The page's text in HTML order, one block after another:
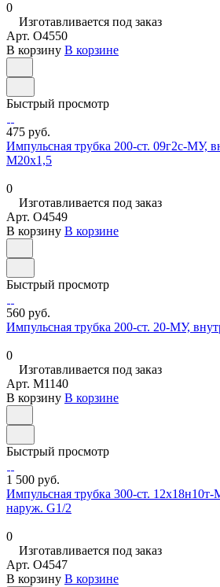
0
Изготавливается под заказ
Арт. O4550
В корзину В корзине
Быстрый просмотр
475 руб.
Импульсная трубка 200-ст. 09г2с-МУ,
М20х1,5
0
Изготавливается под заказ
Арт. O4549
В корзину В корзине
Быстрый просмотр
560 руб.
Импульсная трубка 200-ст. 20-МУ,
0
Изготавливается под заказ
Арт. M1140
В корзину В корзине
Быстрый просмотр
1 500 руб.
Импульсная трубка 300-ст.
наруж. G1/2
0
Изготавливается под заказ
Арт. O4547
В корзину В корзине